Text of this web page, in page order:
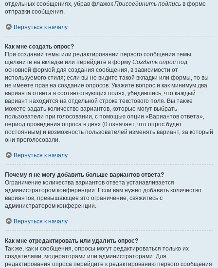
отдельных сообщениях, убрав флажок Присоединить подпись в форме
отправки сообщения.
Вернуться к началу
Как мне создать опрос?
При создании темы или редактировании первого сообщения темы
щёлкните на вкладке или перейдите в форму Создать опрос под
основной формой для создания сообщения, в зависимости от
используемого стиля; если вы не видите такой вкладки или формы, то вы
не имеете прав на создание опросов. Укажите вопрос и как минимум два
варианта ответа в соответствующих полях, убедившись, что каждый
вариант находится на отдельной строке текстового поля. Вы также
можете задать количество вариантов, которые могут выбрать
пользователи при голосовании, с помощью опции «Вариантов ответа»,
период проведения опроса в днях (0 означает, что опрос будет
постоянным) и возможность пользователей изменять вариант, за который
они проголосовали.
Вернуться к началу
Почему я не могу добавить больше вариантов ответа?
Ограничение количества вариантов ответа устанавливается
администратором конференции. Если вам нужно добавить количество
вариантов, превышающее это ограничение, свяжитесь с
администратором конференции.
Вернуться к началу
Как мне отредактировать или удалить опрос?
Так же, как и сообщения, опросы могут редактироваться только их
создателями, модераторами или администраторами. Для
редактирования опроса перейдите к редактированию первого сообщения